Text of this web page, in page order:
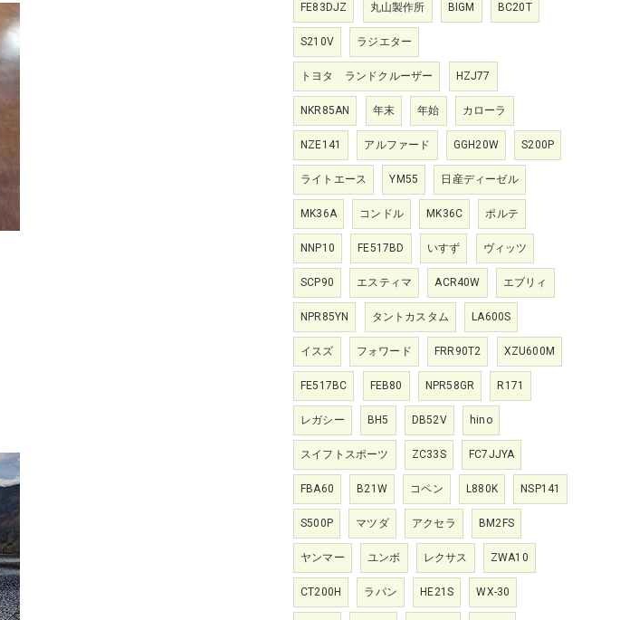
FE83DJZ 丸山製作所 BIGM BC20T
S210V ラジエター
トヨタ ランドクルーザー HZJ77
NKR85AN 年末 年始 カローラ
NZE141 アルファード GGH20W S200P
ライトエース YM55 日産ディーゼル
MK36A コンドル MK36C ポルテ
NNP10 FE517BD いすず ヴィッツ
SCP90 エスティマ ACR40W エブリィ
NPR85YN タントカスタム LA600S
イスズ フォワード FRR90T2 XZU600M
FE517BC FEB80 NPR58GR R171
レガシー BH5 DB52V hino
スイフトスポーツ ZC33S FC7JJYA
FBA60 B21W コペン L880K NSP141
S500P マツダ アクセラ BM2FS
ヤンマー ユンボ レクサス ZWA10
CT200H ラパン HE21S WX-30